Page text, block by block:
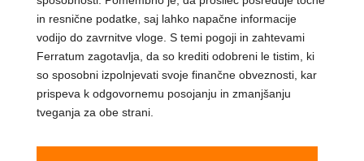
in resnične podatke, saj lahko napačne informacije
vodijo do zavrnitve vloge. S temi pogoji in zahtevami
Ferratum zagotavlja, da so krediti odobreni le tistim, ki
so sposobni izpolnjevati svoje finančne obveznosti, kar
prispeva k odgovornemu posojanju in zmanjšanju
tveganja za obe strani.